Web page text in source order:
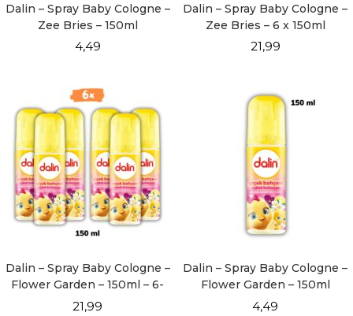
Dalin – Spray Baby Cologne –
Zee Bries – 150ml
4,49
Dalin – Spray Baby Cologne –
Zee Bries – 6 x 150ml
21,99
Dalin – Spray Baby Cologne –
Flower Garden – 150ml – 6-
pack
21,99
Dalin – Spray Baby Cologne –
Flower Garden – 150ml
4,49